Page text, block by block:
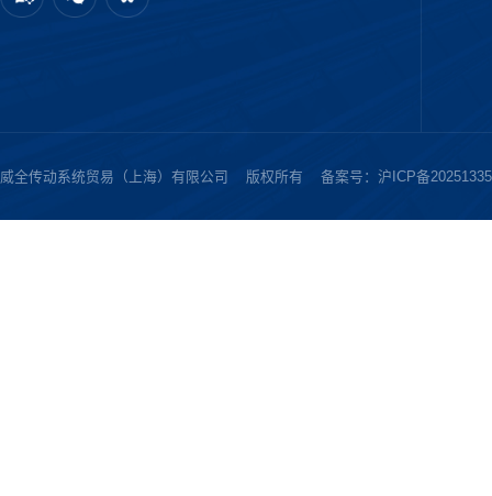
威全传动系统贸易（上海）有限公司 版权所有 备案号： 沪ICP备